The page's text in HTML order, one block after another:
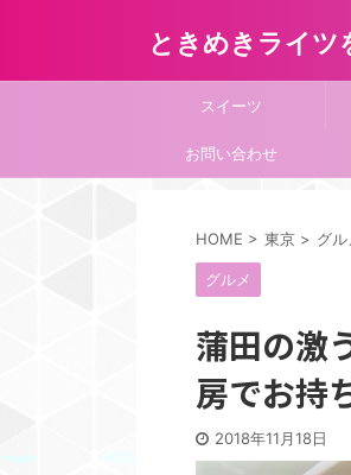
ときめきライツ
スイーツ
お問い合わせ
HOME > 東京 > グル
グルメ
蒲田の激
房でお持
2018年11月18日